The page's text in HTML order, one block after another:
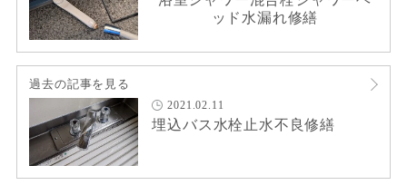
ッド水漏れ修繕
過去の記事を見る
2021.02.11
埋込バス水栓止水不良修繕